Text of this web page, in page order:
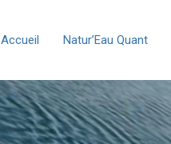
Accueil Natur’Eau Quant